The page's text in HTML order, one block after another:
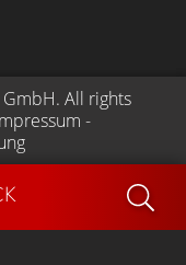
. All rights
-